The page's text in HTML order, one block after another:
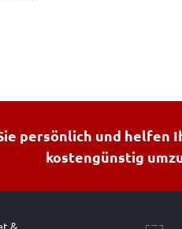
persönlich und
kostengünstig
&